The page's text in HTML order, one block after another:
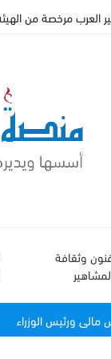
العرب مرخصة من الهيئة
وثقافة
مالى ورئيس الوزراء